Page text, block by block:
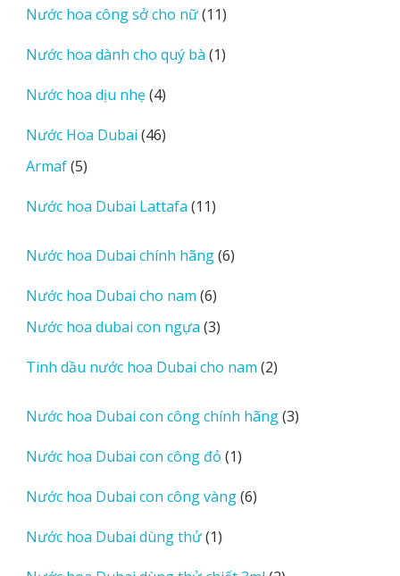
phẩm
Nước hoa công sở cho nữ 1111
phẩm
Nước hoa dành cho quý bà 11
Nước hoa dịu nhẹ 44
phẩm
Nước Hoa Dubai 4646
Armaf 55
phẩm
Nước hoa Dubai Lattafa 1111
phẩm
Nước hoa Dubai chính hãng 66
Nước hoa Dubai cho nam 66
sản
phẩm
Nước hoa dubai con ngựa 33
phẩm
Tinh dầu nước hoa Dubai cho nam 22
phẩm
Nước hoa Dubai con công chính hãng 33
Nước hoa Dubai con công đỏ 11
phẩm
Nước hoa Dubai con công vàng 66
Nước hoa Dubai dùng thử 11